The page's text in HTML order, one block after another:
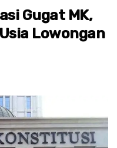
Gugat MK,
Lowongan